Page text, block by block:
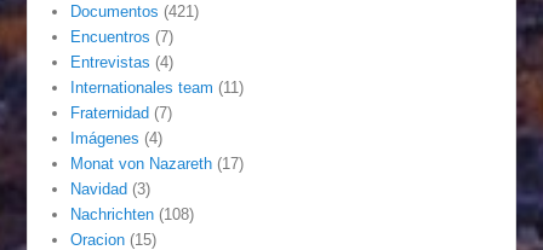
Documentos (421)
Encuentros (7)
Entrevistas (4)
Internationales team (11)
Fraternidad (7)
Imágenes (4)
Monat von Nazareth (17)
Navidad (3)
Nachrichten (108)
Oracion (15)